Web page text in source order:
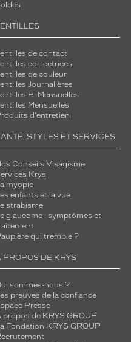
de contact
correctrices
de couleur
Journalières
Bi Mensuelles
Mensuelles
d'entretien
STYLES ET SERVICES
Conseils Visagisme
Krys
myopie
enfants et la vue
strabisme
glaucome : symptômes et
qui tremble ?
PROPOS DE KRYS
sommes-nous ?
preuves de la confiance
Presse
propos de KRYS GROUP
Fondation KRYS GROUP